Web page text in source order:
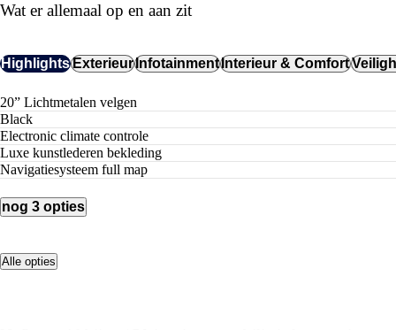
Wat er allemaal op en aan zit
HighlightsExterieurInfotainmentInterieur & Comfort
20” Lichtmetalen velgen
Black
electronic climate controle
luxe kunstlederen bekleding
navigatiesysteem full map
nog 3 opties
Alle opties